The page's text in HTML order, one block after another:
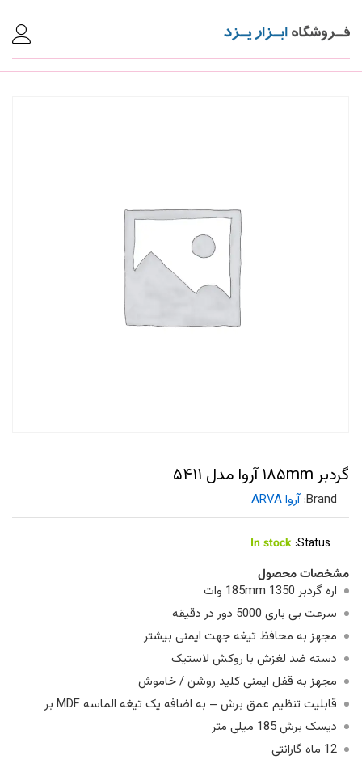
گردبر ۱۸۵mm آروا مدل ۵۴۱۱
Brand: آروا ARVA
Status:
In stock
مشخصات محصول
اره گردبر 185mm 1350 وات
سرعت بی باری 5000 دور در دقیقه
مجهز به محافظ تیغه جهت ایمنی بیشتر
دسته ضد لغزش با روکش لاستیک
مجهز به قفل ایمنی کلید روشن / خاموش
قابلیت تنظیم عمق برش – به اضافه یک تیغه الماسه MDF بر
دیسک برش 185 میلی متر
12 ماه گارانتی